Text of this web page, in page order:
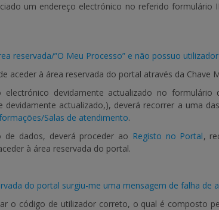
um endereço electrónico no referido formulário
reservada/”O Meu Processo” e não possuo
aceder à área reservada do portal através da Chave
devidamente actualizado no
actualizado,), deverá recorrer a uma
Salas de atendimento.
dados, deverá proceder ao Registo no Portal,
à área reservada do portal.
do portal surgiu-me uma mensagem de falha de
o código de utilizador correto, o qual é composto